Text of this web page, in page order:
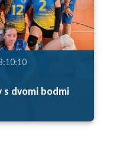
s dvomi bodmi